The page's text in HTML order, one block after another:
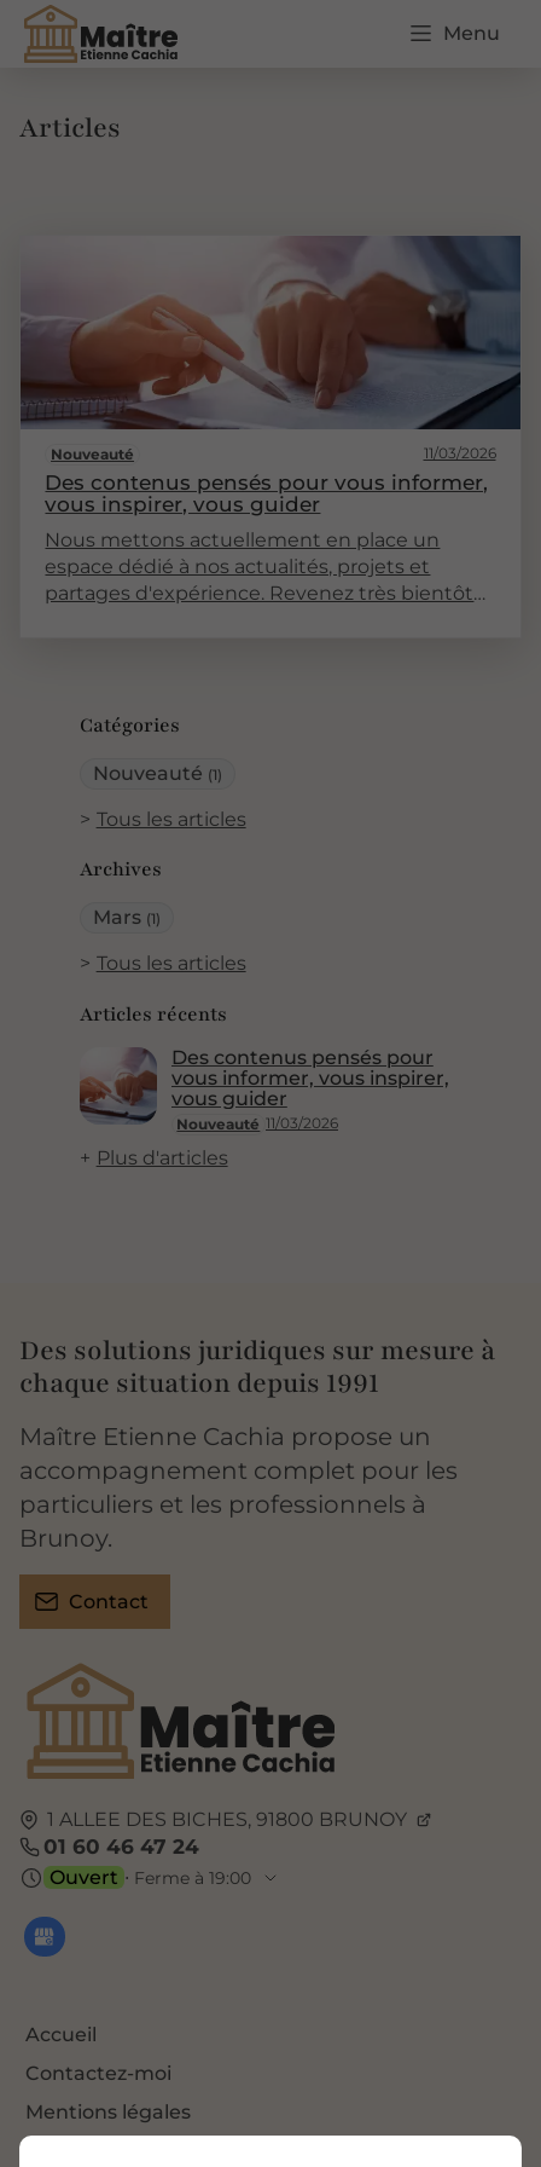
Menu
Catégories
Nouveauté (1)
Tous les articles
Archives
Mars (1)
Tous les articles
Articles récents
Nouveauté 11/03/2026
Des contenus pensés pour
vous informer, vous inspirer,
vous guider
Plus d'articles
Articles
Nouveauté 11/03/2026
Des contenus pensés pour vous informer,
vous inspirer, vous guider
Nous mettons actuellement en place un
espace dédié à nos actualités, projets et
partages d'expérience. Revenez très bientôt
1 ALLEE DES BICHES,91800 BRUNOY
01 60 46 47 24
Ouvert ⋅ Ferme à 19:00
Accueil
Contactez-moi
Mentions légales
Des solutions juridiques sur mesure à
chaque situation depuis 1991
Maître Etienne Cachia propose un
accompagnement complet pour les
particuliers et les professionnels à
Brunoy.
Contact